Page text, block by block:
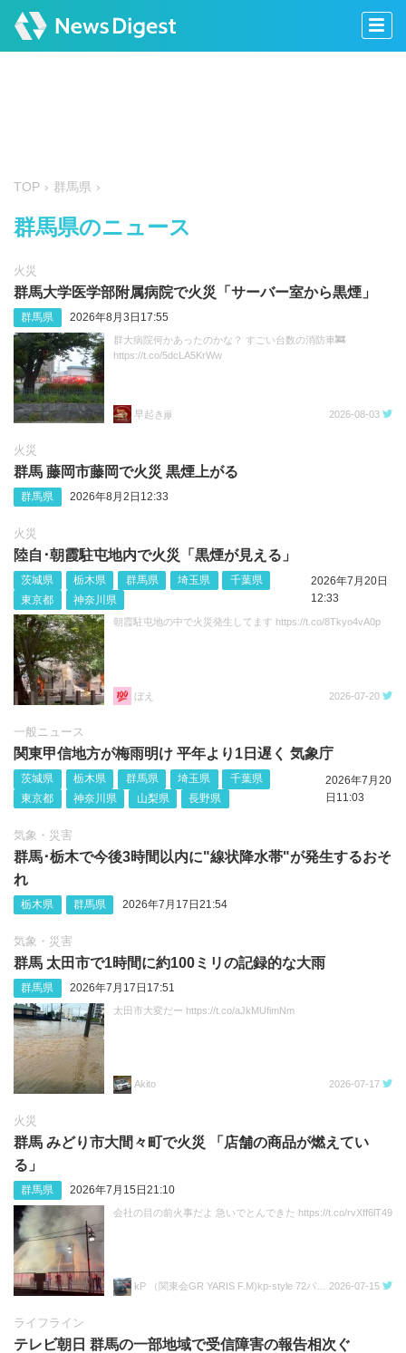
TOP 群馬県
群馬県のニュース
火災
群馬大学医学部附属病院で火災「サーバー室から黒煙」
群馬県 2026年8月3日17:55
群大病院何かあったのかな？ すごい台数の消防車🚒
https://t.co/5dcLA5KrWw
早起きjiji 2026-08-03
火災
群馬 藤岡市藤岡で火災 黒煙上がる
群馬県 2026年8月2日12:33
火災
陸自･朝霞駐屯地内で火災「黒煙が見える」
茨城県 栃木県 群馬県 埼玉県
千葉県
東京都
神奈川県
2026年7月20日
12:33
朝霞駐屯地の中で火災発生してます https://t.co/8Tkyo4vA0p
ぼえ 2026-07-20
一般ニュース
関東甲信地方が梅雨明け 平年より1日遅く 気象庁
茨城県 栃木県 群馬県 埼玉県
千葉県
東京都
神奈川県 山梨県 長野県
2026年7月20
日11:03
気象・災害
群馬･栃木で今後3時間以内に"線状降水帯"が発生するおそ
れ
栃木県 群馬県 2026年7月17日21:54
気象・災害
群馬 太田市で1時間に約100ミリの記録的な大雨
群馬県 2026年7月17日17:51
太田市大変だー https://t.co/aJkMUfimNm
Akito 2026-07-17
火災
群馬 みどり市大間々町で火災 「店舗の商品が燃えてい
る」
群馬県 2026年7月15日21:10
会社の目の前火事だよ 急いでとんできた https://t.co/rvXff6lT49
2026-07-15
ライフライン
テレビ朝日 群馬の一部地域で受信障害の報告相次ぐ